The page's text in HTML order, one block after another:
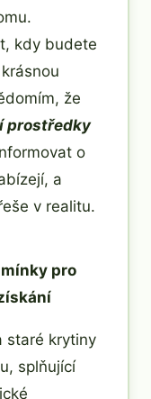
kdy budete
že
prostředky
o
a
v realitu.
pro
staré krytiny
splňující